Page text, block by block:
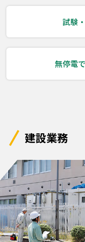
試験
無停電
建設業務